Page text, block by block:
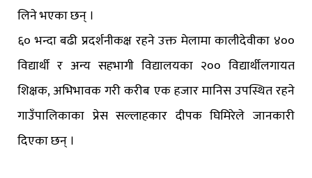
लिने भएका छन् ।
६० भन्दा बढी प्रदर्शनीकक्ष रहने उक्त मेलामा कालीदेवीका ४००
विद्यार्थी र अन्य सहभागी विद्यालयका २०० विद्यार्थीलगायत
शिक्षक, अभिभावक गरी करीब एक हजार मानिस उपस्थित रहने
गाउँपालिकाका प्रेस सल्लाहकार दीपक घिमिरेले जानकारी
दिएका छन् ।